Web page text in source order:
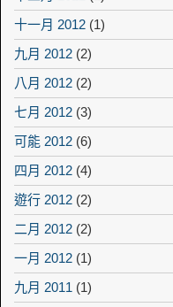
十一月 2012 (1)
九月 2012 (2)
八月 2012 (2)
七月 2012 (3)
可能 2012 (6)
四月 2012 (4)
遊行 2012 (2)
二月 2012 (2)
一月 2012 (1)
九月 2011 (1)